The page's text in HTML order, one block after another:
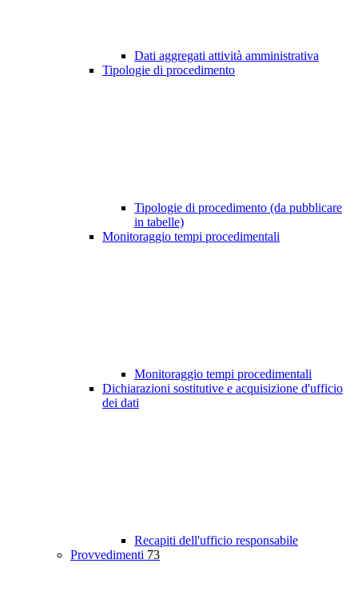
Dati aggregati attività amministrativa
Tipologie di procedimento
Tipologie di procedimento (da pubblicare
in tabelle)
Monitoraggio tempi procedimentali
Monitoraggio tempi procedimentali
Dichiarazioni sostitutive e acquisizione d'ufficio
dei dati
Recapiti dell'ufficio responsabile
Provvedimenti 73